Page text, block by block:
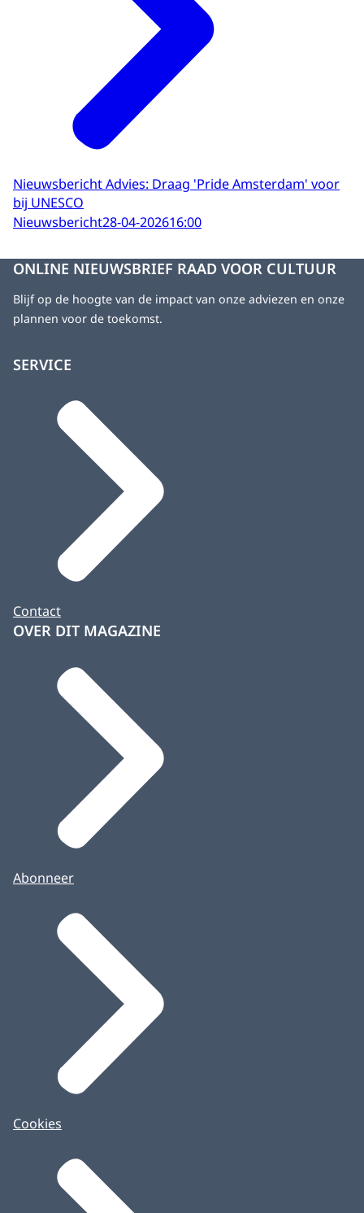
Nieuwsbericht Advies: Draag 'Pride Amsterdam' voor
bij UNESCO
Nieuwsbericht28-04-202616:00
ONLINE NIEUWSBRIEF RAAD VOOR CULTUUR
Blijf op de hoogte van de impact van onze adviezen en onze
plannen voor de toekomst.
SERVICE
Contact
OVER DIT MAGAZINE
Abonneer
Cookies